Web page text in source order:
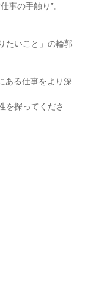
事の手触り”。
たいこと」の輪郭
ある仕事をより深
を探ってくださ